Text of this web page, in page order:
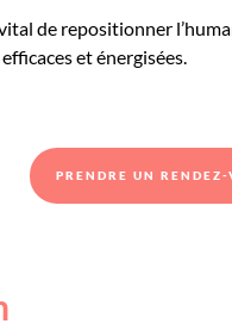
de repositionner
et énergisées.
PRENDRE UN RENDEZ-